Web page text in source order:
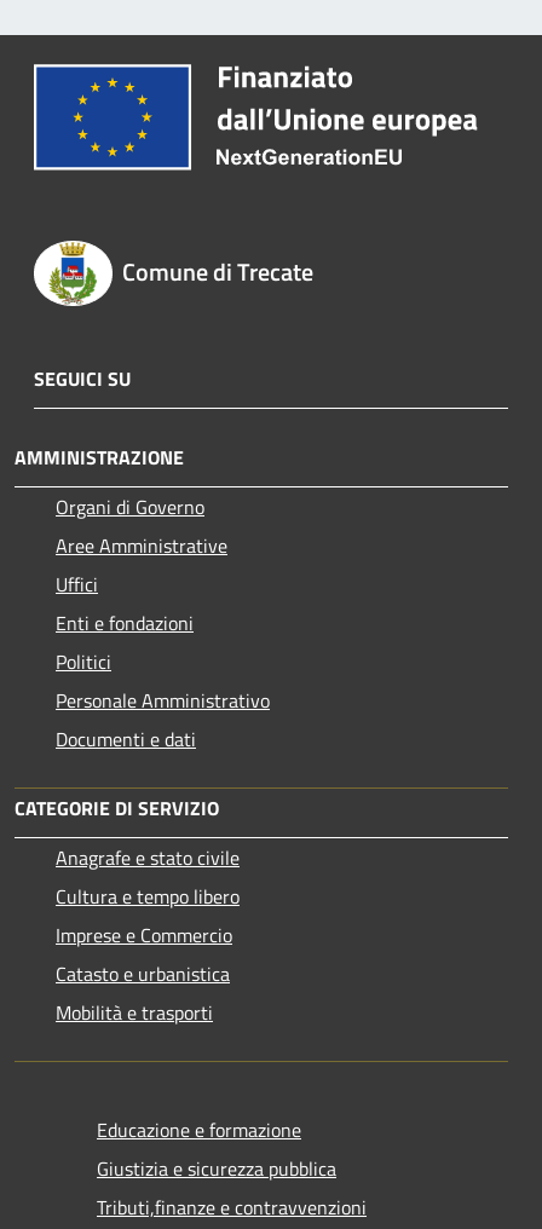
Comune di Trecate
SEGUICI SU
AMMINISTRAZIONE
Organi di Governo
Aree Amministrative
Uffici
Enti e fondazioni
Politici
Personale Amministrativo
Documenti e dati
CATEGORIE DI SERVIZIO
Anagrafe e stato civile
Cultura e tempo libero
Imprese e Commercio
Catasto e urbanistica
Mobilità e trasporti
Educazione e formazione
Giustizia e sicurezza pubblica
Tributi,finanze e contravvenzioni